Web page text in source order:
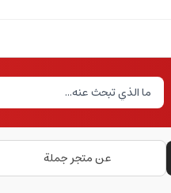
عن متجر جملة